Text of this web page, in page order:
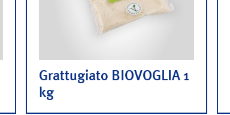
Grattugiato BIOVOGLIA 1
kg